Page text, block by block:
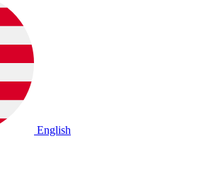
English